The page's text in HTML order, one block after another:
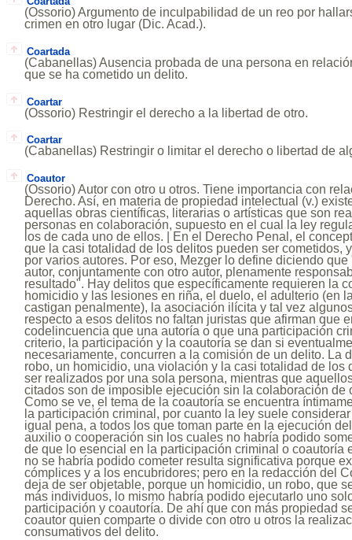
(Ossorio) Argumento de inculpabilidad de un reo por
crimen en otro lugar (Dic. Acad.).
Coartada
(Cabanellas) Ausencia probada de una persona en
que se ha cometido un delito.
Coartar
(Ossorio) Restringir el derecho a la libertad de otro.
Coartar
(Cabanellas) Restringir o limitar el derecho o libertad de
Coautor
(Ossorio) Autor con otro u otros. Tiene importancia con
Derecho. Así, en materia de propiedad intelectual (v.)
aquellas obras científicas, literarias o artísticas que son
personas en colaboración, supuesto en el cual la ley
los de cada uno de ellos. | En el Derecho Penal, el
que la casi totalidad de los delitos pueden ser cometidos,
por varios autores. Por eso, Mezger lo define diciendo
autor, conjuntamente con otro autor, plenamente
resultado". Hay delitos que específicamente requieren la
homicidio y las lesiones en riña, el duelo, el adulterio (en
castigan penalmente), la asociación ilícita y tal vez
respecto a esos delitos no faltan juristas que afirman que
codelincuencia que una autoría o que una participación
criterio, la participación y la coautoría se dan si
necesariamente, concurren a la comisión de un delito. La
robo, un homicidio, una violación y la casi totalidad de los
ser realizados por una sola persona, mientras que
citados son de imposible ejecución sin la colaboración de
Como se ve, el tema de la coautoría se encuentra
la participación criminal, por cuanto la ley suele
igual pena, a todos los que toman parte en la ejecución
auxilio o cooperación sin los cuales no habría podido
de que lo esencial en la participación criminal o coautoría
no se habría podido cometer resulta significativa porque
cómplices y a los encubridores; pero en la redacción del
deja de ser objetable, porque un homicidio, un robo, que
más individuos, lo mismo habría podido ejecutarlo uno
participación y coautoría. De ahí que con más propiedad
coautor quien comparte o divide con otro u otros la
consumativos del delito.